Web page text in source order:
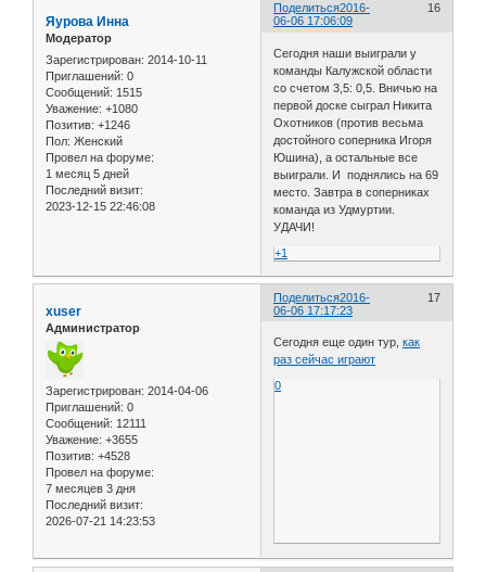
Поделиться 16
2016-
06-06 17:06:09
Яурова Инна
Модератор
Зарегистрирован: 2014-10-11
Приглашений: 0
Сообщений: 1515
Уважение: +1080
Позитив: +1246
Пол: Женский
Провел на форуме:
1 месяц 5 дней
Последний визит:
2023-12-15 22:46:08
Сегодня наши выиграли у
команды Калужской области
со счетом 3,5: 0,5. Вничью на
первой доске сыграл Никита
Охотников (против весьма
достойного соперника Игоря
Юшина), а остальные все
выиграли. И поднялись на 69
место. Завтра в соперниках
команда из Удмуртии.
УДАЧИ!
+1
Поделиться 17
2016-
06-06 17:17:23
xuser
Администратор
Зарегистрирован: 2014-04-06
Приглашений: 0
Сообщений: 12111
Уважение: +3655
Позитив: +4528
Провел на форуме:
7 месяцев 3 дня
Последний визит:
2026-07-21 14:23:53
Сегодня еще один тур,как
раз сейчас играют
0